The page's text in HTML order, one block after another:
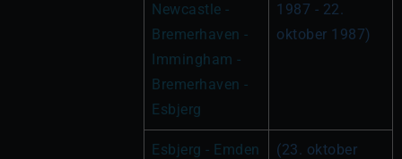
Newcastle -
Bremerhaven -
Immingham -
Bremerhaven -
Esbjerg
1987 - 22.
oktober 1987)
Esbjerg - Emden
(23. oktober